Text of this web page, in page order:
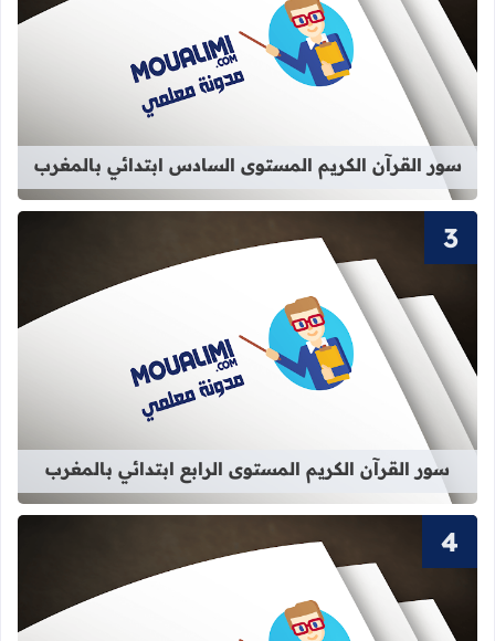
قراءة المزيد عن سور القرآن
سور القرآن الكريم المستوى السادس ابتدائي بالمغرب
قراءة المزيد عن سور القرآن الكريم
سور القرآن الكريم المستوى الرابع ابتدائي بالمغرب